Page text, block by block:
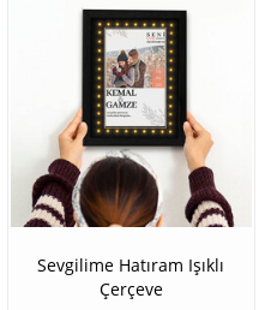
Sevgilime Hatıram Işıklı
Çerçeve